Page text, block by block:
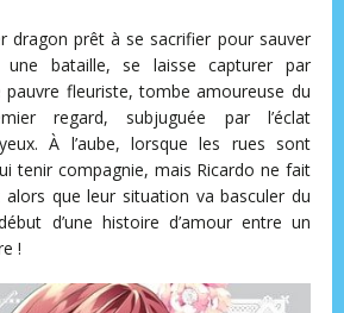
dragon prêt à se sacrifier pour sauver
bataille, se laisse capturer par
pauvre fleuriste, tombe amoureuse du
regard, subjuguée par l’éclat
À l’aube, lorsque les rues sont
tenir compagnie, mais Ricardo ne fait
alors que leur situation va basculer du
d’une histoire d’amour entre un
!